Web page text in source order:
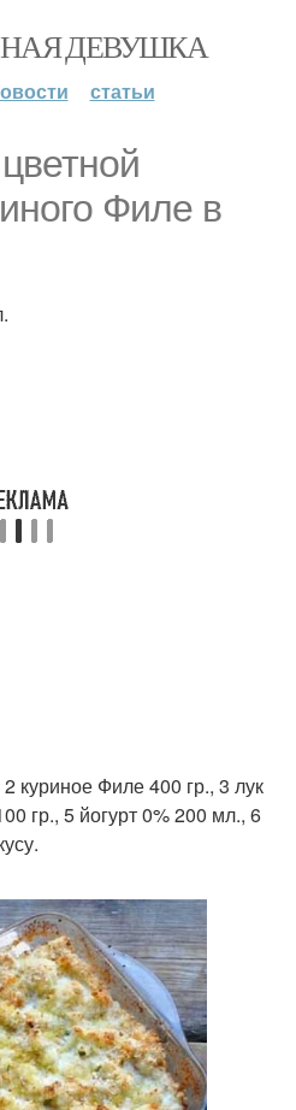
ДЕВУШКА
статьи
Филе в
куриное Филе 400 гр., 3 лук
гр., 5 йогурт 0% 200 мл., 6